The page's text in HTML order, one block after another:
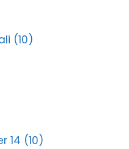
(10)
14 (10)